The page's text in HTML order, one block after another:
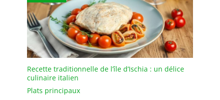
Recette traditionnelle de l’île d’Ischia : un délice
culinaire italien
Plats principaux